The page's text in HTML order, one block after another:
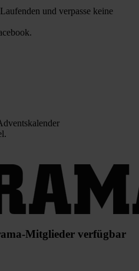
und verpasse keine
Mitglieder verfügbar